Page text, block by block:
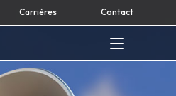
Carrières Contact